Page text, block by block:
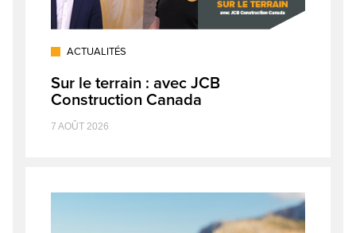
ACTUALITÉS
Sur le terrain : avec JCB
Construction Canada
7 AOÛT 2026